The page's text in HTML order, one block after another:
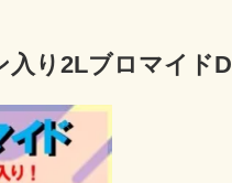
入り2LブロマイドD